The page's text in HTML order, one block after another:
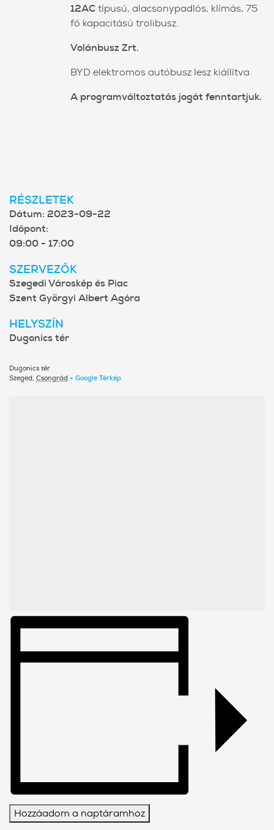
12ACtípusú, alacsonypadlós, klímás, 75
fő kapacitású trolibusz.
Volánbusz Zrt.
BYD elektromos autóbusz lesz kiállítva.
A programváltoztatás jogát fenntartjuk.
RÉSZLETEK
Dátum: 2023-09-22
Időpont:
09:00 - 17:00
SZERVEZŐK
Szegedi Városkép és Piac
Szent Györgyi Albert Agóra
HELYSZÍN
Dugonics tér
Dugonics tér
Szeged, Csongrád + Google Térkép
Hozzáadom a naptáramhoz